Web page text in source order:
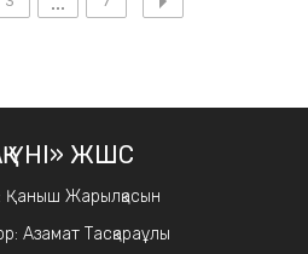
ҮНІ» ЖШС
Қаныш Жарылқасын
Азамат Тасқараұлы